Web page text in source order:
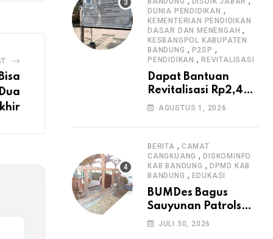
DUNIA PENDIDIKAN ,
KEMENTERIAN PENDIDIKAN
DASAR DAN MENENGAH ,
KESBANGPOL KABUPATEN
BANDUNG , P2SP ,
PENDIDIKAN , REVITALISASI
Dapat Bantuan
Revitalisasi Rp2,4
Miliar, SMPN 1
Masyarakat Sambut
Antusias
AGUSTUS 1, 2026
BERITA , CAMAT
CANGKUANG ,DISKOMINFO
KAB BANDUNG , DPMD KAB
BANDUNG , EDUKASI
BUMDes Bagus
Sauyunan Patrolsari
Alokasikan 20
JULI 30, 2026